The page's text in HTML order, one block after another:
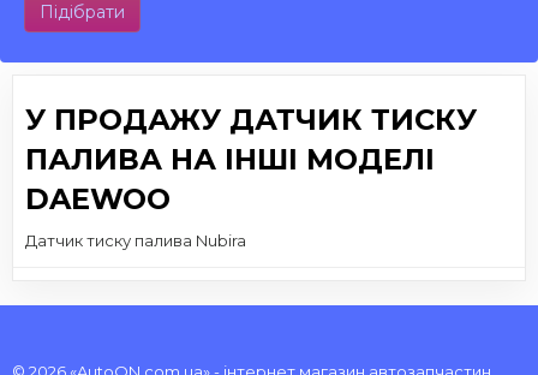
Підібрати
У ПРОДАЖУ ДАТЧИК ТИСКУ
ПАЛИВА НА ІНШІ МОДЕЛІ
DAEWOO
Датчик тиску палива Nubira